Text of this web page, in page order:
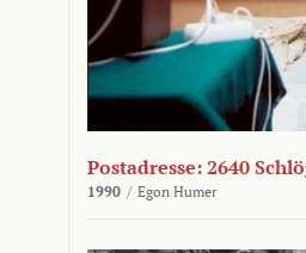
Postadresse: 2640
1990 / Egon Humer